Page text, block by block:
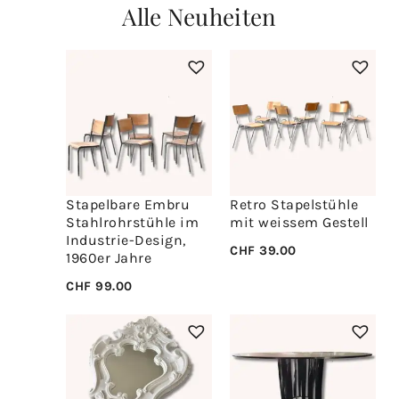
Alle Neuheiten
Stapelbare Embru
Stahlrohrstühle im
Industrie-Design,
1960er Jahre
CHF 99.00
Retro Stapelstühle
mit weissem Gestell
CHF 39.00